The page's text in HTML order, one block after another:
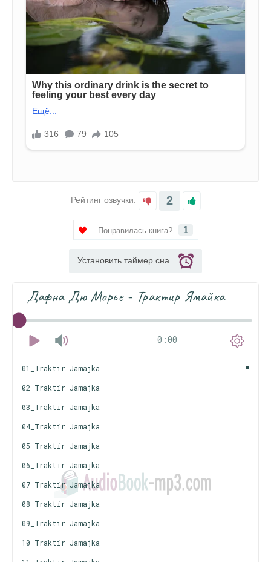
Рейтинг озвучки: 2
Понравилась книга? 1
Установить таймер сна
Дафна Дю Морье - Трактир Ямайка
0:00
01_Traktir Jamajka
02_Traktir Jamajka
03_Traktir Jamajka
04_Traktir Jamajka
05_Traktir Jamajka
06_Traktir Jamajka
07_Traktir Jamajka
08_Traktir Jamajka
09_Traktir Jamajka
10_Traktir Jamajka